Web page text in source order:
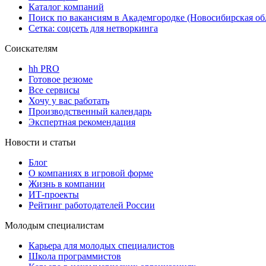
Каталог компаний
Поиск по вакансиям в Академгородке (Новосибирская
Сетка: соцсеть для нетворкинга
Соискателям
hh PRO
Готовое резюме
Все сервисы
Хочу у вас работать
Производственный календарь
Экспертная рекомендация
Новости и статьи
Блог
О компаниях в игровой форме
Жизнь в компании
ИТ-проекты
Рейтинг работодателей России
Молодым специалистам
Карьера для молодых специалистов
Школа программистов